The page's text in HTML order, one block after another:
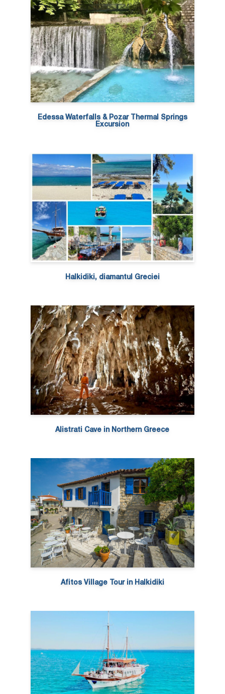
Edessa Waterfalls & Pozar Thermal Springs
Excursion
Halkidiki, diamantul Greciei
Alistrati Cave in Northern Greece
Afitos Village Tour in Halkidiki